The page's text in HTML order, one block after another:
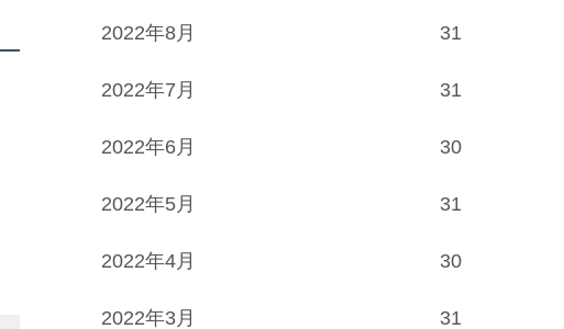
2022年8月 31
2022年7月 31
2022年6月 30
2022年5月 31
2022年4月 30
2022年3月 31